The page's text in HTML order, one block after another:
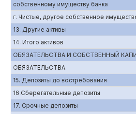
собственному имуществу банка
г. Чистые, другое собственное
13. Другие активы
14. Итого активов
ОБЯЗАТЕЛЬСТВА И СОБСТВЕННЫЙ
ОБЯЗАТЕЛЬСТВА
15. Депозиты до востребования
16.Сберегательные депозиты
17. Срочные депозиты